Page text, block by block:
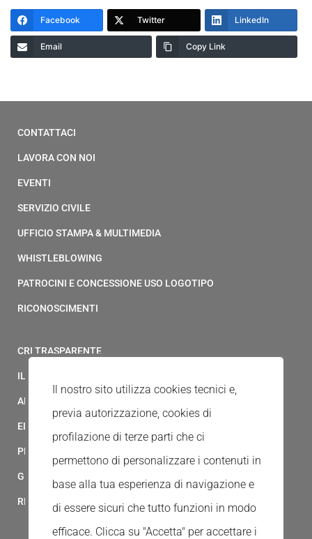
Facebook Twitter LinkedIn
Email Copy Link
CONTATTACI
LAVORA CON NOI
EVENTI
SERVIZIO CIVILE
UFFICIO STAMPA & MULTIMEDIA
WHISTLEBLOWING
PATROCINI E CONCESSIONE USO LOGOTIPO
RICONOSCIMENTI
CRI TRASPARENTE
IL MODELLO 231 DELLA CROCE ROSSA ITALIANA
ALBO FORNITORI
ELENCO AVVOCATI
PRIVACY
GESTIONALE GAIA
RED CLOUD
Il nostro sito utilizza cookies tecnici e,
previa autorizzazione, cookies di
profilazione di terze parti che ci
permettono di personalizzare i contenuti in
base alla tua esperienza di navigazione e
di essere sicuri che tutto funzioni in modo
efficace. Clicca su "Accetta" per accettare i